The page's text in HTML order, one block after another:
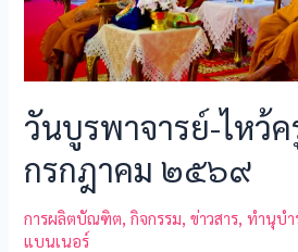
วันบูรพาจารย์-ไหว้
กรกฎาคม ๒๕๖๙
การผลิตบัณฑิต ,กิจกรรม ,ข่าวสาร ,ทำนุบำ
แบนเนอร์